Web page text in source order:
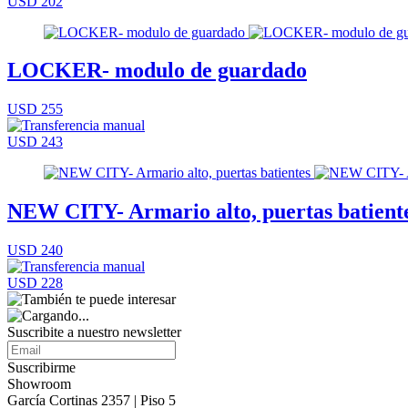
LOCKER- modulo de guardado
USD 255
USD 243
NEW CITY- Armario alto, puertas
USD 240
USD 228
Suscribite a nuestro newsletter
Suscribirme
Showroom
García Cortinas 2357 | Piso 5